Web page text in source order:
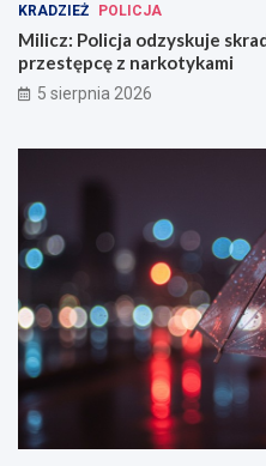
KRADZIEŻ POLICJA
Milicz: Policja odzyskuje
przestępcę z narkotykami
5 sierpnia 2026